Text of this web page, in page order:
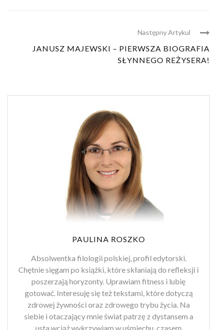
Następny Artykul
JANUSZ MAJEWSKI – PIERWSZA BIOGRAFIA
SŁYNNEGO REŻYSERA!
PAULINA ROSZKO
Absolwentka filologii polskiej, profil edytorski.
Chętnie sięgam po książki, które skłaniają do refleksji i
poszerzają horyzonty. Uprawiam fitness i lubię
gotować. Interesuję się też tekstami, które dotyczą
zdrowej żywności oraz zdrowego trybu życia. Na
siebie i otaczający mnie świat patrzę z dystansem a
usta wciąż wykrzywiam w uśmiechu, czasem